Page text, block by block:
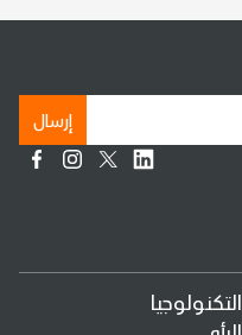
التكنولوجيا
إرسال